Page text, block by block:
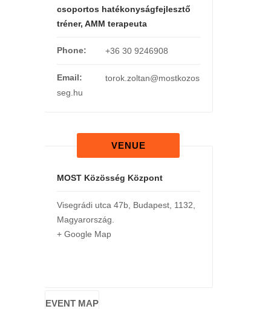
csoportos hatékonyságfejlesztő
tréner, AMM terapeuta
Phone: +36 30 9246908
Email:
torok.zoltan@mostkozos
seg.hu
VENUE
MOST Közösség Központ
Visegrádi utca 47b, Budapest, 1132
Magyarország
+ Google Map
EVENT MAP